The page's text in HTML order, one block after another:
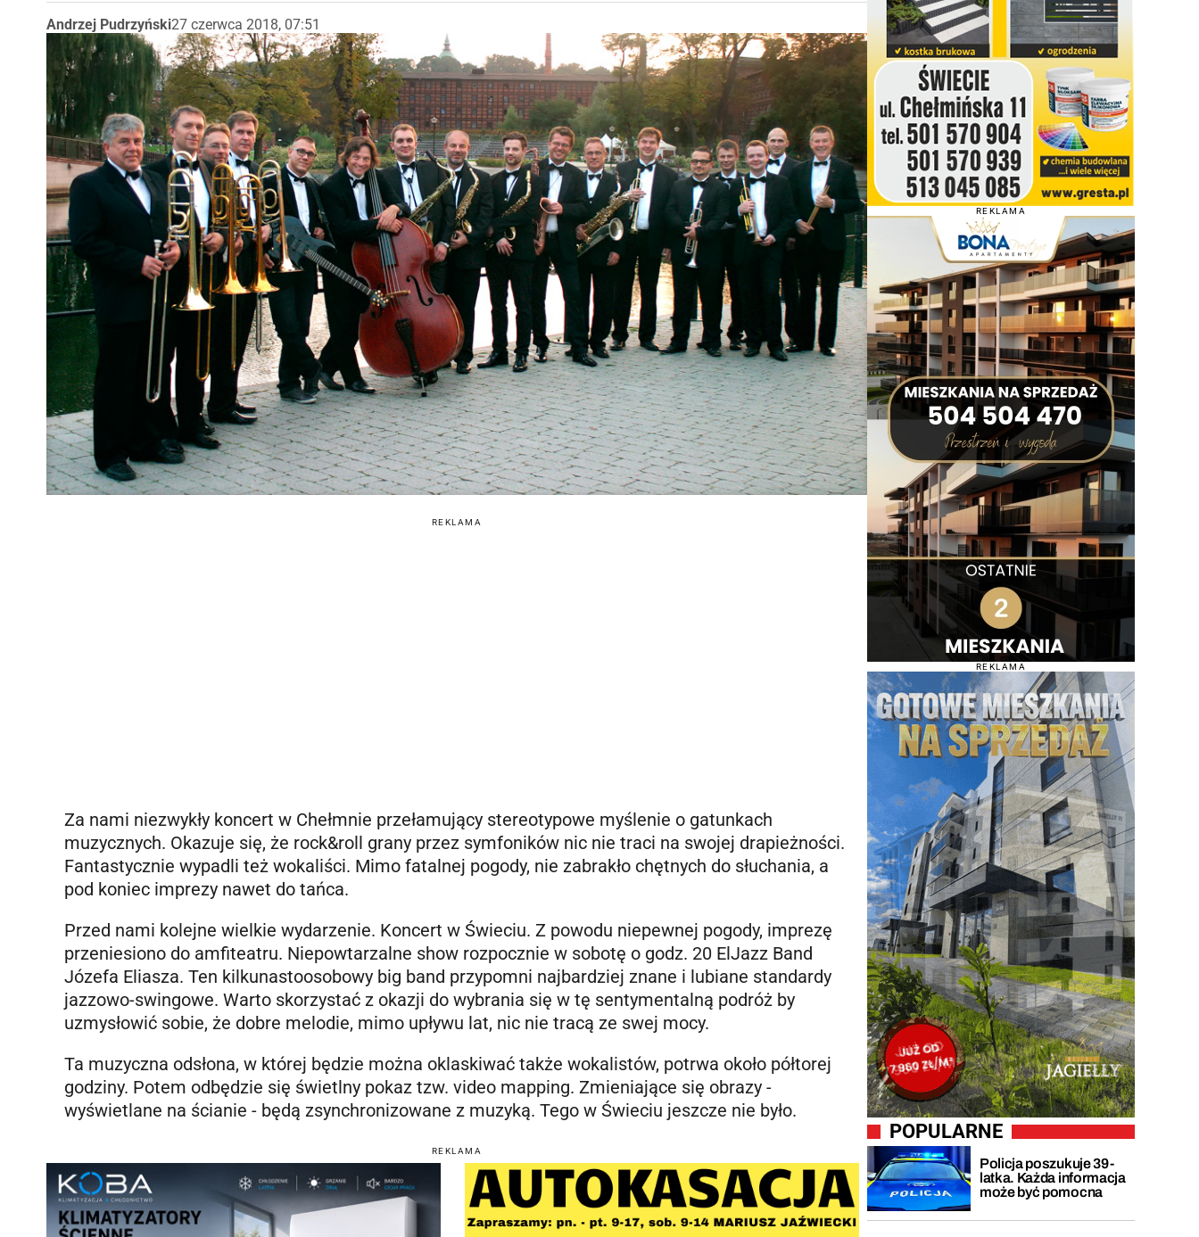
Andrzej Pudrzyński27 czerwca 2018, 07:51
REKLAMA
Za nami niezwykły koncert w Chełmnie przełamujący stereotypowe myślenie o gatunkach
muzycznych. Okazuje się, że rock&roll grany przez symfoników nic nie traci na swojej drapieżności.
Fantastycznie wypadli też wokaliści. Mimo fatalnej pogody, nie zabrakło chętnych do słuchania, a
pod koniec imprezy nawet do tańca.
Przed nami kolejne wielkie wydarzenie. Koncert w Świeciu. Z powodu niepewnej pogody, imprezę
przeniesiono do amfiteatru. Niepowtarzalne show rozpocznie w sobotę o godz. 20 ElJazz Band
Józefa Eliasza. Ten kilkunastoosobowy big band przypomni najbardziej znane i lubiane standardy
jazzowo-swingowe. Warto skorzystać z okazji do wybrania się w tę sentymentalną podróż by
uzmysłowić sobie, że dobre melodie, mimo upływu lat, nic nie tracą ze swej mocy.
Ta muzyczna odsłona, w której będzie można oklaskiwać także wokalistów, potrwa około półtorej
godziny. Potem odbędzie się świetlny pokaz tzw. video mapping. Zmieniające się obrazy -
wyświetlane na ścianie - będą zsynchronizowane z muzyką. Tego w Świeciu jeszcze nie było.
REKLAMA
REKLAMA
REKLAMA
POPULARNE
Policja poszukuje 39-
latka. Każda informacja
może być pomocna